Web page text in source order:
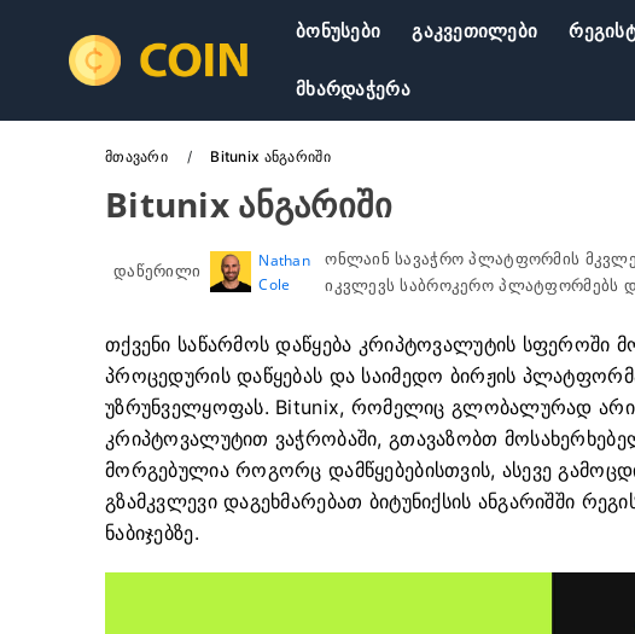
Ბონუსები Გაკვეთილები
Მხარდაჭერა
Მთავარი Bitunix ანგარიში
Bitunix ანგარიში
დაწერილი
Nathan
Cole
ონლაინ სავაჭრო პლატფორმის
იკვლევს საბროკერო პლატფორმებს
თქვენი საწარმოს დაწყება კრიპტოვალუტის სფეროში
პროცედურის დაწყებას და საიმედო ბირჟის
უზრუნველყოფას. Bitunix, რომელიც გლობალურად
კრიპტოვალუტით ვაჭრობაში, გთავაზობთ
მორგებულია როგორც დამწყებებისთვის, ასევე
გზამკვლევი დაგეხმარებათ ბიტუნიქსის ანგარიშში
ნაბიჯებზე.